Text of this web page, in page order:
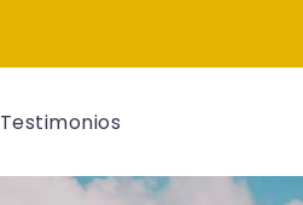
Testimonios